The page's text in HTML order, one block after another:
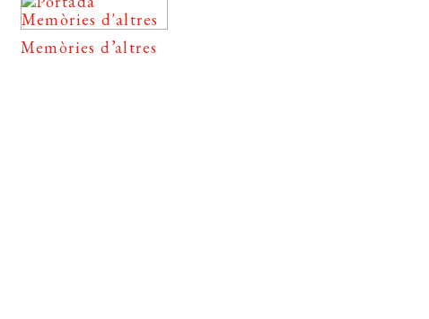
Memòries d’altres